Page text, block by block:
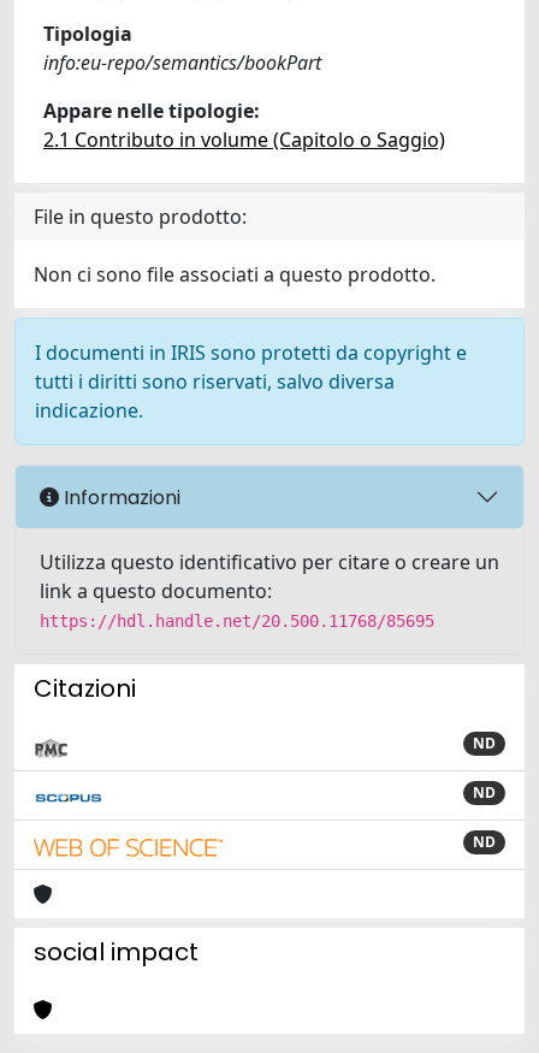
Tipologia
info:eu-repo/semantics/bookPart
Appare nelle tipologie:
2.1 Contributo in volume (Capitolo o Saggio)
File in questo prodotto:
Non ci sono file associati a questo prodotto.
I documenti in IRIS sono protetti da copyright e
tutti i diritti sono riservati, salvo diversa
indicazione.
Informazioni
Utilizza questo identificativo per citare o creare un
link a questo documento:
https://hdl.handle.net/20.500.11768/85695
Citazioni
ND
ND
ND
social impact